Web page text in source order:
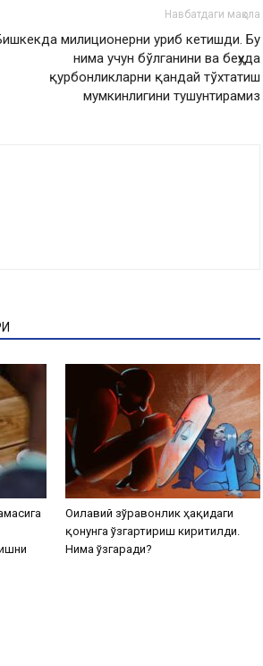
Навбатдаги мақола
милиционерни уриб кетишди. Бу
нима учун бўлганини ва беҳуда
қурбонликларни қандай тўхтатиш
мумкинлигини тушунтирамиз
Оилавий зўравонлик ҳақидаги
қонунга ўзгартириш киритилди.
Нима ўзгаради?